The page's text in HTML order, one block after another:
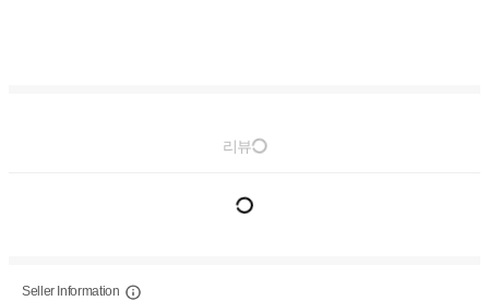
리뷰
Seller Information